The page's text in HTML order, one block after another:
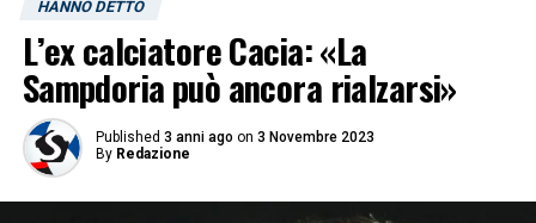
HANNO DETTO
L’ex calciatore Cacia: «La
Sampdoria può ancora rialzarsi»
Published 3 anni ago on 3 Novembre 2023
By Redazione